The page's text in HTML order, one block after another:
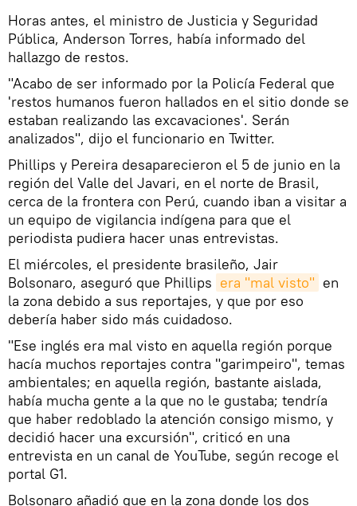
Horas antes, el ministro de Justicia y Seguridad
Pública, Anderson Torres, había informado del
hallazgo de restos.
"Acabo de ser informado por la Policía Federal que
'restos humanos fueron hallados en el sitio donde se
estaban realizando las excavaciones'. Serán
analizados", dijo el funcionario en Twitter.
Phillips y Pereira desaparecieron el 5 de junio en la
región del Valle del Javari, en el norte de Brasil,
cerca de la frontera con Perú, cuando iban a visitar a
un equipo de vigilancia indígena para que el
periodista pudiera hacer unas entrevistas.
El miércoles, el presidente brasileño, Jair
Bolsonaro, aseguró que Phillips era "mal visto" en
la zona debido a sus reportajes, y que por eso
debería haber sido más cuidadoso.
"Ese inglés era mal visto en aquella región porque
hacía muchos reportajes contra "garimpeiro", temas
ambientales; en aquella región, bastante aislada,
había mucha gente a la que no le gustaba; tendría
que haber redoblado la atención consigo mismo, y
decidió hacer una excursión", criticó en una
entrevista en un canal de YouTube, según recoge el
portal G1.
Bolsonaro añadió que en la zona donde los dos